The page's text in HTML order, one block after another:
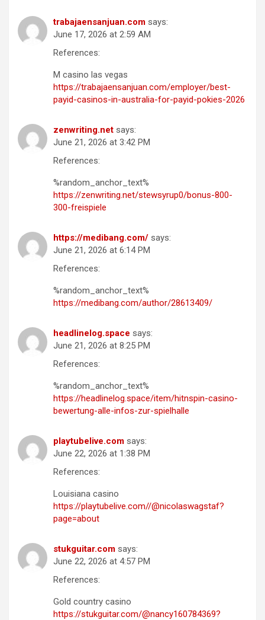
trabajaensanjuan.com says:
June 17, 2026 at 2:59 AM
References:
M casino las vegas
https://trabajaensanjuan.com/employer/best-
payid-casinos-in-australia-for-payid-pokies-2026
zenwriting.net says:
June 21, 2026 at 3:42 PM
References:
%random_anchor_text%
https://zenwriting.net/stewsyrup0/bonus-800-
300-freispiele
https://medibang.com/ says:
June 21, 2026 at 6:14 PM
References:
%random_anchor_text%
https://medibang.com/author/28613409/
headlinelog.space says:
June 21, 2026 at 8:25 PM
References:
%random_anchor_text%
https://headlinelog.space/item/hitnspin-casino-
bewertung-alle-infos-zur-spielhalle
playtubelive.com says:
June 22, 2026 at 1:38 PM
References:
Louisiana casino
https://playtubelive.com//@nicolaswagstaf?
page=about
stukguitar.com says:
June 22, 2026 at 4:57 PM
References:
Gold country casino
https://stukguitar.com/@nancy160784369?